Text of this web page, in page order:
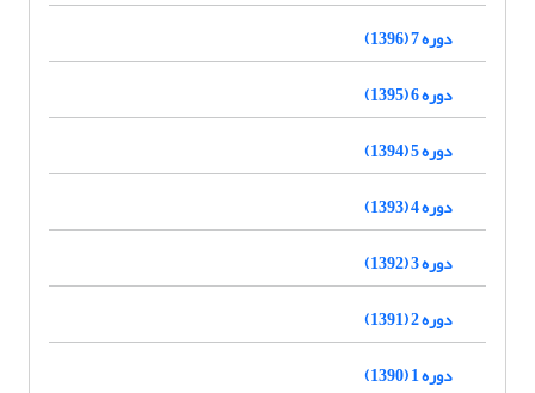
دوره 7 (1396)
دوره 6 (1395)
دوره 5 (1394)
دوره 4 (1393)
دوره 3 (1392)
دوره 2 (1391)
دوره 1 (1390)